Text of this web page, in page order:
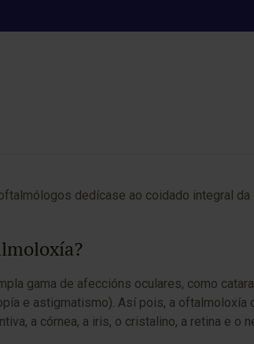
dedícase ao coidado integral
gama de afeccións oculares, como
e astigmatismo). Así pois, a
a córnea, a iris, o cristalino, a retina e o